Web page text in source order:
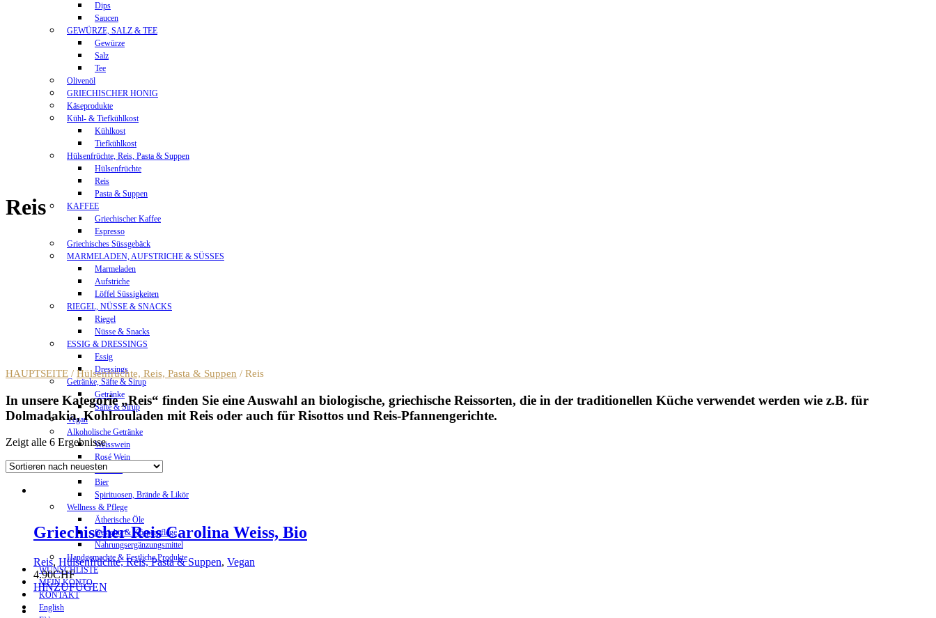
Dips
Saucen
GEWÜRZE, SALZ & TEE
Gewürze
Salz
Tee
Olivenöl
GRIECHISCHER HONIG
Käseprodukte
Kühl- & Tiefkühlkost
Kühlkost
Tiefkühlkost
Hülsenfrüchte, Reis, Pasta & Suppen
Hülsenfrüchte
Reis
Pasta & Suppen
KAFFEE
Griechischer Kaffee
Espresso
Griechisches Süssgebäck
MARMELADEN, AUFSTRICHE & SÜSSES
Marmeladen
Aufstriche
Löffel Süssigkeiten
RIEGEL, NÜSSE & SNACKS
Riegel
Nüsse & Snacks
ESSIG & DRESSINGS
Essig
Dressings
Getränke, Säfte & Sirup
Getränke
Säfte & Sirup
Vegan
Alkoholische Getränke
Weisswein
Rosé Wein
Rotwein
Bier
Spirituosen, Brände & Likör
Wellness & Pflege
Ätherische Öle
Gesicht- & Körperpflege
Nahrungsergänzungsmittel
Handgemachte & Festliche Produkte
WUNSCHLISTE
MEIN KONTO
KONTAKT
English
Reis
HAUPTSEITE / Hülsenfrüchte, Reis, Pasta & Suppen / Reis
In unsere Kategorie „Reis“ finden Sie eine Auswahl an biologische, griechische Reissorten, die in der traditionellen Küche verwendet werden wie z.B. für
Dolmadakia, Kohlrouladen mit Reis oder auch für Risottos und Reis-Pfannengerichte.
Zeigt alle 6 Ergebnisse
Griechischer Reis Carolina Weiss, Bio
Reis, Hülsenfrüchte, Reis, Pasta & Suppen, Vegan
4.90CHF
HINZUFÜGEN